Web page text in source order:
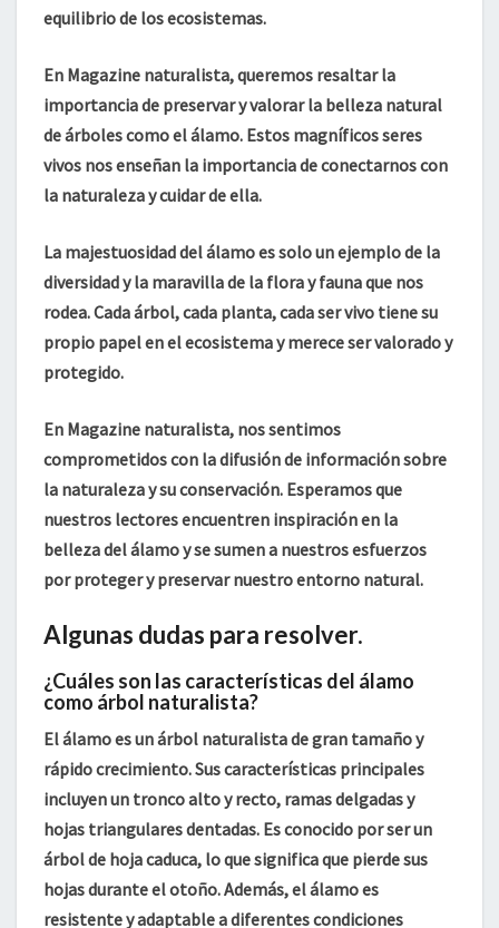
equilibrio de los ecosistemas.
En Magazine naturalista, queremos resaltar la
importancia de preservar y valorar la belleza natural
de árboles como el álamo. Estos magníficos seres
vivos nos enseñan la importancia de conectarnos con
la naturaleza y cuidar de ella.
La majestuosidad del álamoes solo un ejemplo de la
diversidad y la maravilla de la flora y fauna que nos
rodea. Cada árbol, cada planta, cada ser vivo tiene su
propio papel en el ecosistema y merece ser valorado y
protegido.
En Magazine naturalista, nos sentimos
comprometidos con la difusión de información sobre
la naturaleza y su conservación. Esperamos que
nuestros lectores encuentren inspiración en la
belleza del álamo y se sumen a nuestros esfuerzos
por proteger y preservar nuestro entorno natural.
Algunas dudas para resolver.
¿Cuáles son las características del álamo
como árbol naturalista?
El álamo es unárbol naturalistade gran tamaño y
rápido crecimiento. Sus características principales
incluyen un tronco alto y recto, ramas delgadas y
hojas triangulares dentadas. Es conocido por ser un
árbol de hoja caduca, lo que significa que pierde sus
hojas durante el otoño. Además, el álamo es
resistente y adaptable a diferentes condiciones